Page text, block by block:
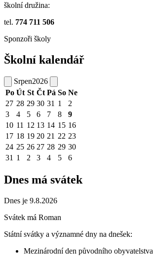
školní družina:
tel. 774 711 506
Sponzoři školy
Školní kalendář
Srpen2026
Po Út St Čt Pá So Ne
27 28 29 30 31 1
2
3
4 5 6 7 8
9
10 11 12 13 14 15 16
17 18 19 20 21 22 23
24 25 26 27 28 29 30
31 1 2 3 4 5 6
Dnes má svátek
Dnes je 9.8.2026
Svátek má Roman
Státní svátky a významné dny na dnešek:
Mezinárodní den původního obyvatelstva